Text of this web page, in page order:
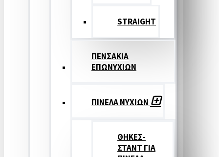
STRAIGHT
ΠΕΝΣΑΚΙΑ
ΕΠΩΝΥΧΙΩΝ
ΠΙΝΕΛΑ ΝΥΧΙΩΝ
ΘΗΚΕΣ-
ΣΤΑΝΤ ΓΙΑ